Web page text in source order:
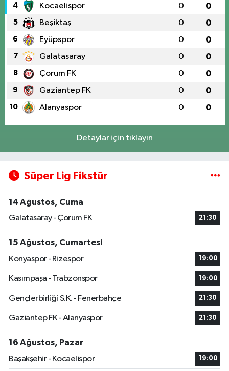
4 Kocaelispor 0 0
5 Beşiktaş 0 0
6 Eyüpspor 0 0
7 Galatasaray 0 0
8 Çorum FK 0 0
9 Gaziantep FK 0 0
10 Alanyaspor 0 0
Detaylar için tıklayın
Süper Lig Fikstür
14 Ağustos, Cuma
Galatasaray - Çorum FK
21:30
15 Ağustos, Cumartesi
Konyaspor - Rizespor
19:00
Kasımpaşa - Trabzonspor 19:00
Gençlerbirliği S.K. - Fenerbahçe 21:30
Gaziantep FK - Alanyaspor 21:30
16 Ağustos, Pazar
Başakşehir - Kocaelispor
19:00